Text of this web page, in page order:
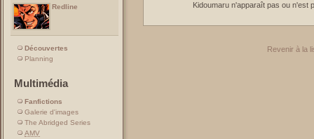
Redline
Découvertes
Planning
Multimédia
Fanfictions
Galerie d'images
The Abridged Series
AMV
Kidoumaru n'apparaît pas ou n'est
Revenir à la